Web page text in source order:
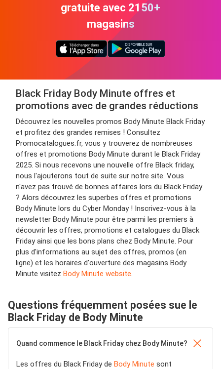
gratuite avec 2150+
magasins
Black Friday Body Minute offres et
promotions avec de grandes réductions
Découvrez les nouvelles promos Body Minute Black Friday
et profitez des grandes remises ! Consultez
Promocatalogues.fr, vous y trouverez de nombreuses
offres et promotions Body Minute durant le Black Friday
2025. Si nous recevons une nouvelle offre Black friday,
nous l'ajouterons tout de suite sur notre site. Vous
n'avez pas trouvé de bonnes affaires lors du Black Friday
? Alors découvrez les superbes offres et promotions
Body Minute lors du Cyber Monday ! Inscrivez-vous à la
newsletter Body Minute pour être parmi les premiers à
découvrir les offres, promotions et catalogues du Black
Friday ainsi que les bons plans chez Body Minute. Pour
plus d'informations au sujet des offres, promos (en
ligne) et les horaires d'ouverture des magasins Body
Minute visitez Body Minute website.
Questions fréquemment posées sue le
Black Friday de Body Minute
Quand commence le Black Friday chez Body Minute?
Les offres du Black Friday de Body Minute sont